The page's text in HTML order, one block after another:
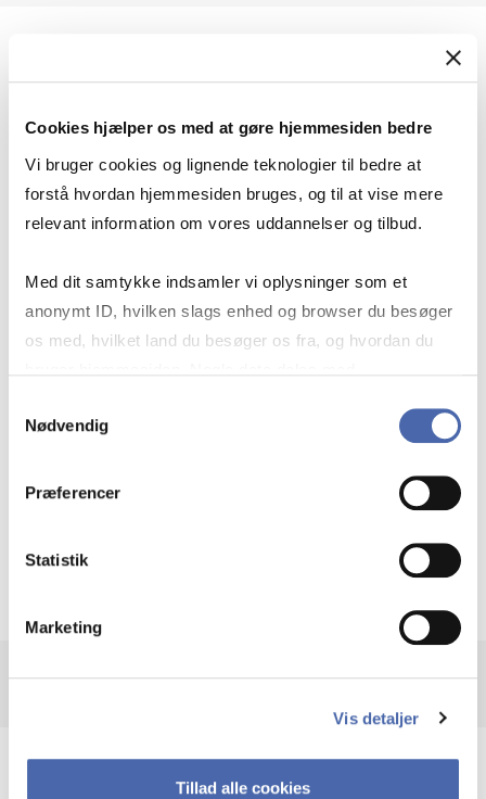
Cookies hjælper os med at gøre hjemmesiden bedre
Vi bruger cookies og lignende teknologier til bedre at
forstå hvordan hjemmesiden bruges, og til at vise mere
relevant information om vores uddannelser og tilbud.
Med dit samtykke indsamler vi oplysninger som et
anonymt ID, hvilken slags enhed og browser du besøger
os med, hvilket land du besøger os fra, og hvordan du
markedsføring. Du bestemmer selv - og kan altid trække
Nødvendig
Præferencer
Statistik
Marketing
Vis detaljer
Tillad alle cookies
Geopolitik og businesssikkerhed
navigerer man som virksomhed?
Krigen i Ukraine